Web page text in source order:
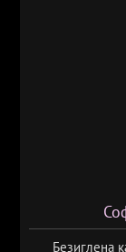
Безиглена